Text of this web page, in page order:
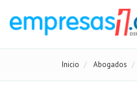
Inicio Abogados